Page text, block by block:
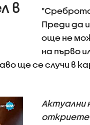
в
Преди да
още не
на първо
ще се случи в
Актуални
откриете